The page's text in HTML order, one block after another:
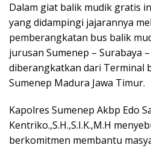
Dalam giat balik mudik gratis
yang didampingi jajarannya
pemberangkatan bus balik
jurusan Sumenep – Surabaya
diberangkatkan dari Terminal
Sumenep Madura Jawa Timur.
Kapolres Sumenep Akbp Edo
Kentriko.,S.H.,S.I.K.,M.H
berkomitmen membantu